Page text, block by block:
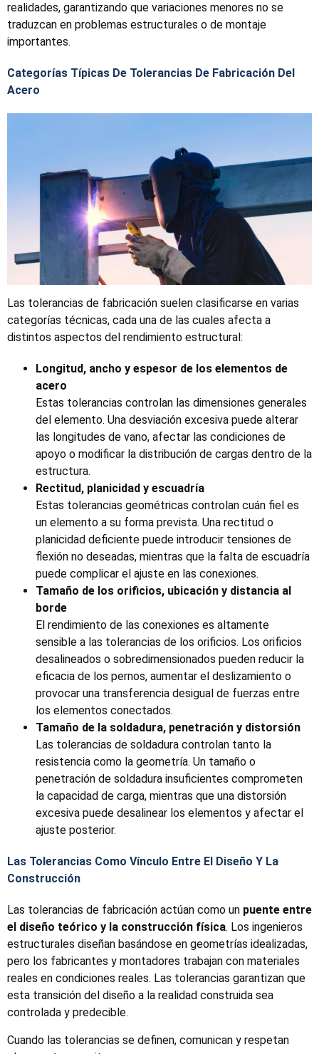
realidades, garantizando que variaciones menores no se
traduzcan en problemas estructurales o de montaje
importantes.
Categorías Típicas De Tolerancias De Fabricación Del
Acero
Las tolerancias de fabricación suelen clasificarse en varias
categorías técnicas, cada una de las cuales afecta a
distintos aspectos del rendimiento estructural:
Longitud, ancho y espesor de los elementos de
acero
Estas tolerancias controlan las dimensiones generales
del elemento. Una desviación excesiva puede alterar
las longitudes de vano, afectar las condiciones de
apoyo o modificar la distribución de cargas dentro de la
estructura.
Rectitud, planicidad y escuadría
Estas tolerancias geométricas controlan cuán fiel es
un elemento a su forma prevista. Una rectitud o
planicidad deficiente puede introducir tensiones de
flexión no deseadas, mientras que la falta de escuadría
puede complicar el ajuste en las conexiones.
Tamaño de los orificios, ubicación y distancia al
borde
El rendimiento de las conexiones es altamente
sensible a las tolerancias de los orificios. Los orificios
desalineados o sobredimensionados pueden reducir la
eficacia de los pernos, aumentar el deslizamiento o
provocar una transferencia desigual de fuerzas entre
los elementos conectados.
Tamaño de la soldadura, penetración y distorsión
Las tolerancias de soldadura controlan tanto la
resistencia como la geometría. Un tamaño o
penetración de soldadura insuficientes comprometen
la capacidad de carga, mientras que una distorsión
excesiva puede desalinear los elementos y afectar el
ajuste posterior.
Las Tolerancias Como Vínculo Entre El Diseño Y La
Construcción
Las tolerancias de fabricación actúan como un puente entre
el diseño teórico y la construcción física. Los ingenieros
estructurales diseñan basándose en geometrías idealizadas,
pero los fabricantes y montadores trabajan con materiales
reales en condiciones reales. Las tolerancias garantizan que
esta transición del diseño a la realidad construida sea
controlada y predecible.
Cuando las tolerancias se definen, comunican y respetan